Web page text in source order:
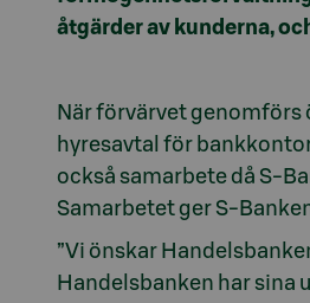
åtgärder av kunderna,
När förvärvet genomförs
hyresavtal för
också samarbete då S-
Samarbetet ger S-
”Vi önskar
Handelsbanken har sina